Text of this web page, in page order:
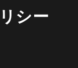
シー